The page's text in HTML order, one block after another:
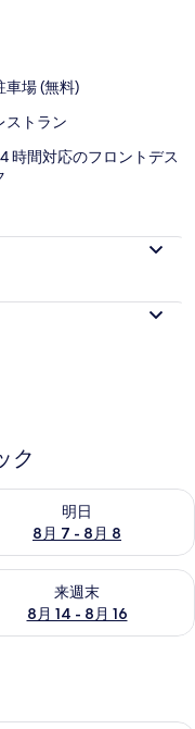
車場 (無料)
ストラン
時間対応のフロントデス
ク
明日
8月 7 - 8月 8
月 7 - 8月 8 の空室状況
ク
来週末
8月 14 - 8月 16
8月 14 - 8月 16 の空室